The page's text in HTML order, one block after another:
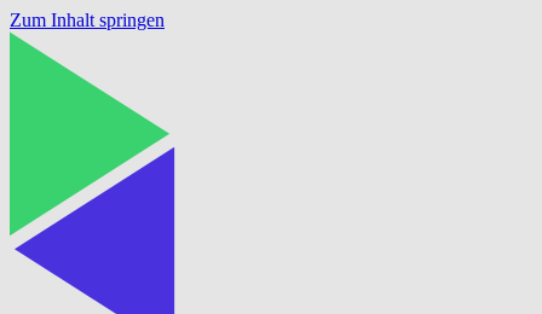
Zum Inhalt springen